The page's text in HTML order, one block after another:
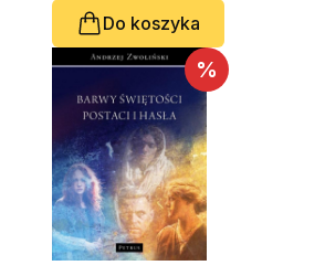
Do koszyka
%